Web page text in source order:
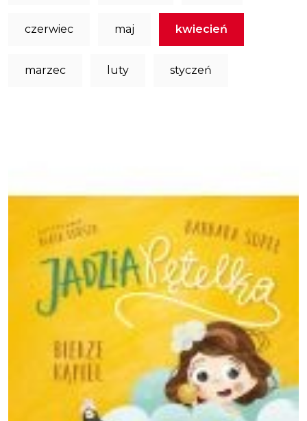
czerwiec maj kwiecień
marzec luty styczeń